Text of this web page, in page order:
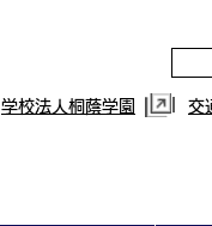
学校法人桐蔭学園 交